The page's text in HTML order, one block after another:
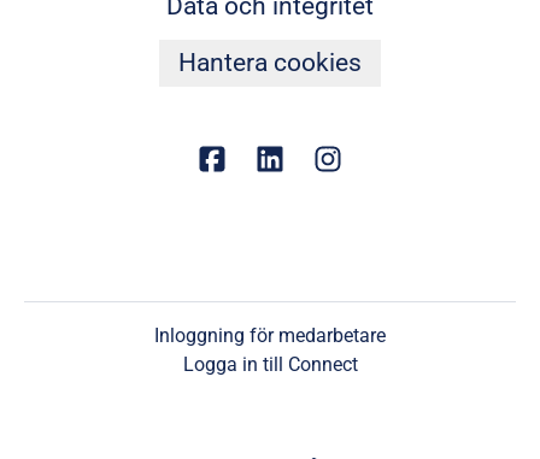
Data och integritet
Hantera cookies
Inloggning för medarbetare
Logga in till Connect